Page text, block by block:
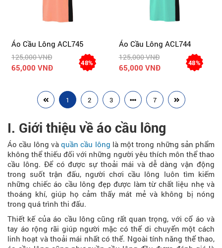
Áo Cầu Lông ACL745
125,000 VNĐ
65,000 VNĐ
48%
Áo Cầu Lông ACL744
125,000 VNĐ
65,000 VNĐ
48%
1 2 3 7
I. Giới thiệu về áo cầu lông
Áo cầu lông và quần cầu lông là một trong những sản phẩm
không thể thiếu đối với những người yêu thích môn thể thao
cầu lông. Để có được sự thoải mái và dễ dàng vận động
trong suốt trận đấu, người chơi cầu lông luôn tìm kiếm
những chiếc áo cầu lông đẹp được làm từ chất liệu nhẹ và
thoáng khí, giúp họ cảm thấy mát mẻ và không bị nóng
trong quá trình thi đấu.
Thiết kế của áo cầu lông cũng rất quan trọng, với cổ áo và
tay áo rộng rãi giúp người mặc có thể di chuyển một cách
linh hoạt và thoải mái nhất có thể. Ngoài tính năng thể thao,